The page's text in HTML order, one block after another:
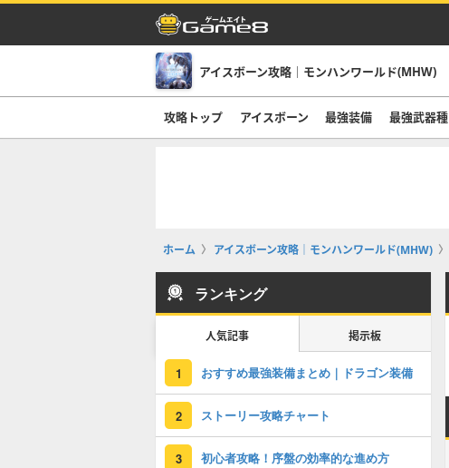
アイスボーン攻略｜モンハンワールド(MHW)
攻略トップ アイスボーン 最強装備 最強武器種
ホーム アイスボーン攻略｜モンハンワールド(MHW)
ランキング
人気記事 掲示板
1 おすすめ最強装備まとめ｜ドラゴン装備
2 ストーリー攻略チャート
3 初心者攻略！序盤の効率的な進め方